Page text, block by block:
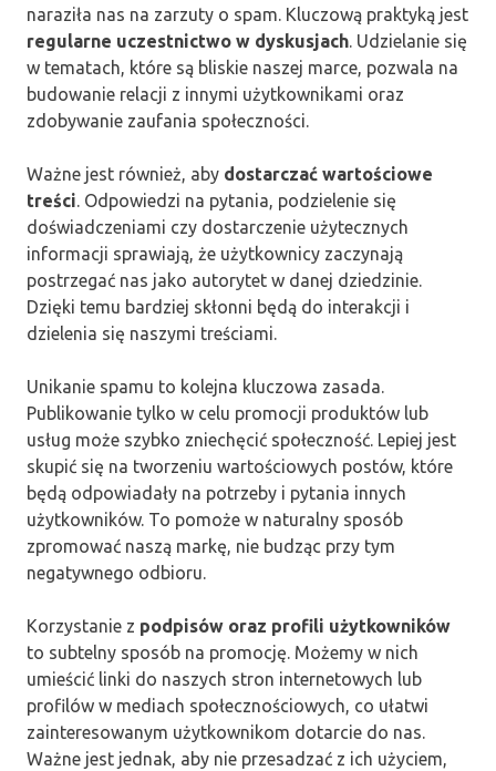
naraziła nas na zarzuty o spam. Kluczową praktyką jest
regularne uczestnictwo w dyskusjach. Udzielanie się
w tematach, które są bliskie naszej marce, pozwala na
budowanie relacji z innymi użytkownikami oraz
zdobywanie zaufania społeczności.
Ważne jest również, aby dostarczać wartościowe
treści. Odpowiedzi na pytania, podzielenie się
doświadczeniami czy dostarczenie użytecznych
informacji sprawiają, że użytkownicy zaczynają
postrzegać nas jako autorytet w danej dziedzinie.
Dzięki temu bardziej skłonni będą do interakcji i
dzielenia się naszymi treściami.
Unikanie spamu to kolejna kluczowa zasada.
Publikowanie tylko w celu promocji produktów lub
usług może szybko zniechęcić społeczność. Lepiej jest
skupić się na tworzeniu wartościowych postów, które
będą odpowiadały na potrzeby i pytania innych
użytkowników. To pomoże w naturalny sposób
zpromować naszą markę, nie budząc przy tym
negatywnego odbioru.
Korzystanie z podpisów oraz profili użytkowników
to subtelny sposób na promocję. Możemy w nich
umieścić linki do naszych stron internetowych lub
profilów w mediach społecznościowych, co ułatwi
zainteresowanym użytkownikom dotarcie do nas.
Ważne jest jednak, aby nie przesadzać z ich użyciem,